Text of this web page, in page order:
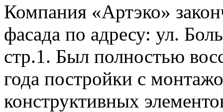
Компания «Артэко»
фасада по адресу: ул.
стр.1. Был полностью
года постройки с
конструктивных